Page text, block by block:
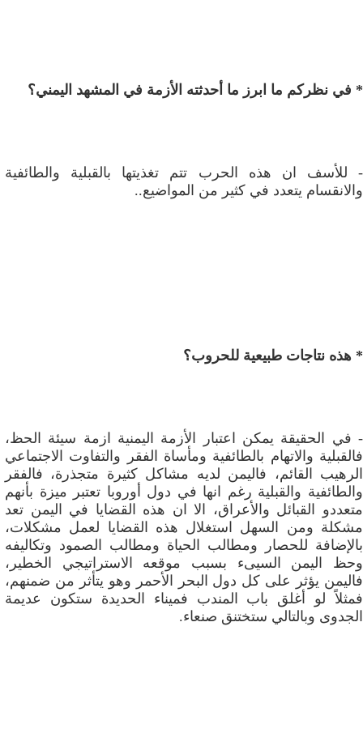
* في نظركم ما ابرز ما أحدثته الأزمة في المشهد اليمني؟
- للأسف ان هذه الحرب تتم تغذيتها بالقبلية والطائفية
والانقسام يتعدد في كثير من المواضيع..
* هذه نتاجات طبيعية للحروب؟
- في الحقيقة يمكن اعتبار الأزمة اليمنية ازمة سيئة الحظ،
فالقبلية والاتهام بالطائفية ومأساة الفقر والتفاوت الاجتماعي
الرهيب القائم، فاليمن لديه مشاكل كثيرة متجذرة، فالفقر
والطائفية والقبلية رغم انها في دول أوروبا تعتبر ميزة بأنهم
متعددو القبائل والأعراق، الا ان هذه القضايا في اليمن تعد
مشكلة ومن السهل استغلال هذه القضايا لعمل مشكلات،
بالإضافة للحصار ومطالب الحياة ومطالب الصمود وتكاليفه
وحظ اليمن السيىء بسبب موقعه الاستراتيجي الخطير،
فاليمن يؤثر على كل دول البحر الأحمر وهو يتأثر من ضمنهم،
فمثلاً لو أغلق باب المندب فميناء الحديدة ستكون عديمة
الجدوى وبالتالي ستختنق صنعاء.